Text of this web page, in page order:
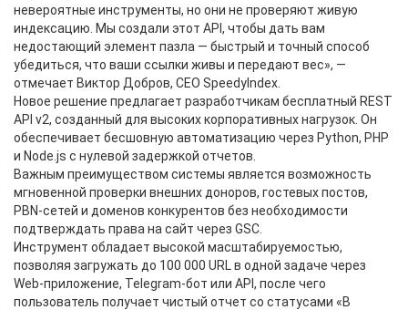
невероятные инструменты, но они не проверяют живую
индексацию. Мы создали этот API, чтобы дать вам
недостающий элемент пазла — быстрый и точный способ
убедиться, что ваши ссылки живы и передают вес», —
отмечает Виктор Добров, CEO SpeedyIndex.
Новое решение предлагает разработчикам бесплатный REST
API v2, созданный для высоких корпоративных нагрузок. Он
обеспечивает бесшовную автоматизацию через Python, PHP
и Node.js с нулевой задержкой отчетов.
Важным преимуществом системы является возможность
мгновенной проверки внешних доноров, гостевых постов,
PBN-сетей и доменов конкурентов без необходимости
подтверждать права на сайт через GSC.
Инструмент обладает высокой масштабируемостью,
позволяя загружать до 100 000 URL в одной задаче через
Web-приложение, Telegram-бот или API, после чего
пользователь получает чистый отчет со статусами «В